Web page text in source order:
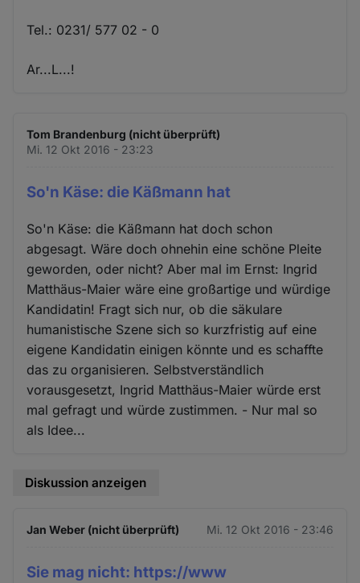
Tel.: 0231/ 577 02 - 0
Ar...L...!
Tom Brandenburg (nicht überprüft)
Mi. 12 Okt 2016 - 23:23
So'n Käse: die Käßmann hat
So'n Käse: die Käßmann hat doch schon
abgesagt. Wäre doch ohnehin eine schöne Pleite
geworden, oder nicht? Aber mal im Ernst: Ingrid
Matthäus-Maier wäre eine großartige und würdige
Kandidatin! Fragt sich nur, ob die säkulare
humanistische Szene sich so kurzfristig auf eine
eigene Kandidatin einigen könnte und es schaffte
das zu organisieren. Selbstverständlich
vorausgesetzt, Ingrid Matthäus-Maier würde erst
mal gefragt und würde zustimmen. - Nur mal so
als Idee...
Diskussion anzeigen
Jan Weber (nicht überprüft) Mi. 12 Okt 2016 - 23:46
Sie mag nicht: https://www